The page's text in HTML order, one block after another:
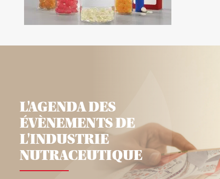
L'AGENDA DES
ÉVÈNEMENTS DE
L'INDUSTRIE
NUTRACEUTIQUE